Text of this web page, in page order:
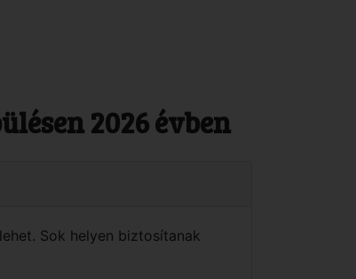
2026 évben
Sok helyen biztosítanak